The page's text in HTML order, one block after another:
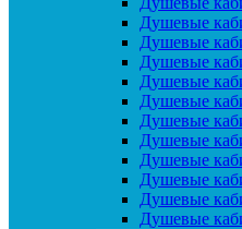
Душевые
Душевые
Душевые
Душевые
Душевые
Душевые
Душевые
Душевые
Душевые
Душевые
Душевые